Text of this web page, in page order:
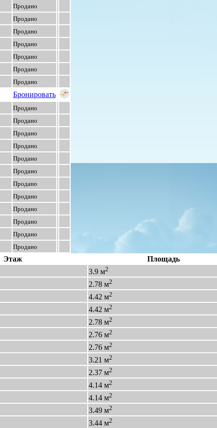
Продано
Продано
Продано
Продано
Продано
Продано
Продано
Бронировать
Продано
Продано
Продано
Продано
Продано
Продано
Продано
Продано
Продано
Продано
Продано
Продано
Этаж
Площадь
3.9 м2
2.78 м2
4.42 м2
4.42 м2
2.78 м2
2.76 м2
2.76 м2
3.21 м2
2.37 м2
4.14 м2
4.14 м2
3.49 м2
3.44 м2